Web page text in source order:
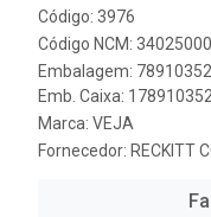
Código: 3976
Código NCM: 34025000
Embalagem:
Emb. Caixa:
Marca: VEJA
Fornecedor: RECKITT